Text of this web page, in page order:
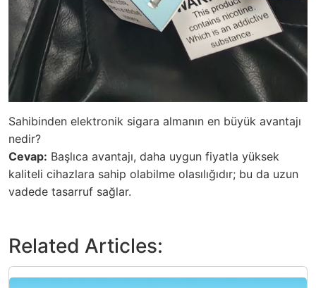
Sahibinden elektronik sigara almanın en büyük avantajı
nedir?
Cevap: Başlıca avantajı, daha uygun fiyatla yüksek
kaliteli cihazlara sahip olabilme olasılığıdır; bu da uzun
vadede tasarruf sağlar.
Related Articles: